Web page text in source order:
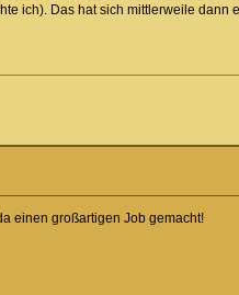
ich). Das hat sich mittlerweile dann
einen großartigen Job gemacht!